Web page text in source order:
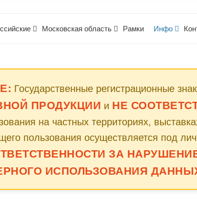
Московская область Рамки Инфо
Государственные регистрационные
ПРОДУКЦИИ и НЕ
на частных территориях,
пользования осуществляется под
ЗА
ИСПОЛЬЗОВАНИЯ